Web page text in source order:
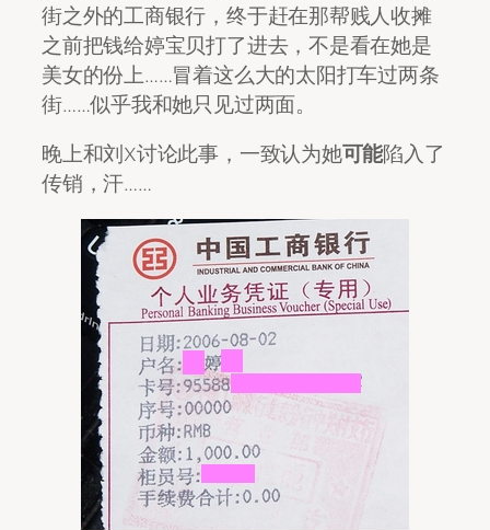
街之外的工商银行，终于赶在那帮贱人收摊
之前把钱给婷宝贝打了进去，不是看在她是
美女的份上……冒着这么大的太阳打车过两条
街……似乎我和她只见过两面。
晚上和刘X讨论此事，一致认为她可能陷入了
传销，汗……